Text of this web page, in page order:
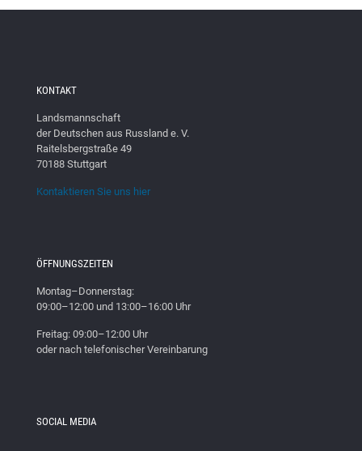
KONTAKT
Landsmannschaft
der Deutschen aus Russland e. V.
Raitelsbergstraße 49
70188 Stuttgart
Kontaktieren Sie uns hier
ÖFFNUNGSZEITEN
Montag–Donnerstag:
09:00–12:00 und 13:00–16:00 Uhr
Freitag: 09:00–12:00 Uhr
oder nach telefonischer Vereinbarung
SOCIAL MEDIA